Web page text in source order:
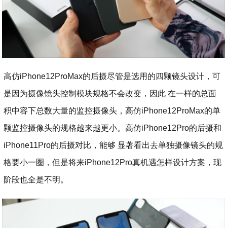
高仿iPhone12ProMax的后摄尽管是选用的四颗镜头设计，可
是因为摄像镜头控制模块规格不会改变，因此 在一样的总面
积中容下总数大量的监控摄像头，高仿iPhone12ProMax的单
颗监控摄像头的规格越来越更小。高仿iPhone12Pro的后摄和
iPhone11Pro的后摄对比，能够 显著看出去单独摄像镜头的规
格要小一圈，但是将来iPhone12Pro真机遇怎样设计方案，现
阶段也全是不明。